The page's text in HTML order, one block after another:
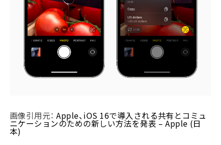
画像引用元：Apple、iOS 16で導入される共有とコミュ
ニケーションのための新しい方法を発表 – Apple (日
本)